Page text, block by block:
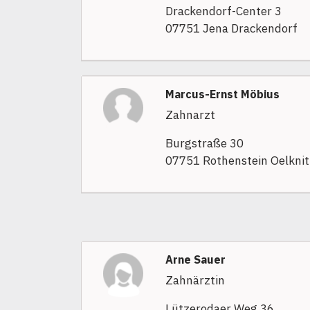
Drackendorf-Center 3
07751 Jena Drackendorf
Marcus-Ernst Möbius
Zahnarzt
Burgstraße 30
07751 Rothenstein
Arne Sauer
Zahnärztin